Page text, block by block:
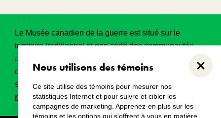
Nous utilisons des témoins
Ce site utilise des témoins pour mesurer nos
statistiques Internet et pour suivre et cibler les
campagnes de marketing. Apprenez-en plus sur les
témoins et les options qui s’offrent à vous en matière
Le Musée canadien de la guerre est situé sur le
territoire traditionnel et non cédé des communautés
algonquines Anishinabeg. Ce territoire a eu et
continue d’avoir une grande importance historique,
spirituelle et sacrée.Lire l’intégralité de la
reconnaissance territoriale.